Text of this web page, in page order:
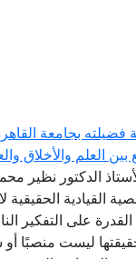
فضيلته بجامعة
بين العلم والأخلاق
الدكتور نظير
القيادية
على التفكير
ليست منصبًا